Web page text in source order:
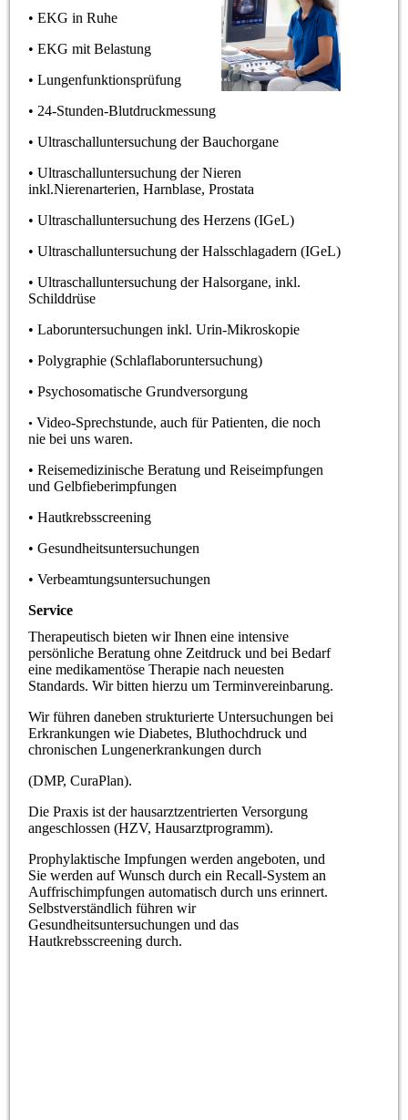
• EKG in Ruhe
• EKG mit Belastung
• Lungenfunktionsprüfung
• 24-Stunden-Blutdruckmessung
• Ultraschalluntersuchung der Bauchorgane
• Ultraschalluntersuchung der Nieren
inkl.Nierenarterien, Harnblase, Prostata
• Ultraschalluntersuchung des Herzens (IGeL)
• Ultraschalluntersuchung der Halsschlagadern (IGeL)
• Ultraschalluntersuchung der Halsorgane, inkl.
Schilddrüse
• Laboruntersuchungen inkl. Urin-Mikroskopie
• Polygraphie (Schlaflaboruntersuchung)
• Psychosomatische Grundversorgung
• Video-Sprechstunde, auch für Patienten, die noch
nie bei uns waren.
• Reisemedizinische Beratung und Reiseimpfungen
und Gelbfieberimpfungen
• Hautkrebsscreening
• Gesundheitsuntersuchungen
• Verbeamtungsuntersuchungen
Service
Therapeutisch bieten wir Ihnen eine intensive
persönliche Beratung ohne Zeitdruck und bei Bedarf
eine medikamentöse Therapie nach neuesten
Standards. Wir bitten hierzu um Terminvereinbarung.
Wir führen daneben strukturierte Untersuchungen bei
Erkrankungen wie Diabetes, Bluthochdruck und
chronischen Lungenerkrankungen durch
(DMP, CuraPlan).
Die Praxis ist der hausarztzentrierten Versorgung
angeschlossen (HZV, Hausarztprogramm).
Prophylaktische Impfungen werden angeboten, und
Sie werden auf Wunsch durch ein Recall-System an
Auffrischimpfungen automatisch durch uns erinnert.
Selbstverständlich führen wir
Gesundheitsuntersuchungen und das
Hautkrebsscreening durch.